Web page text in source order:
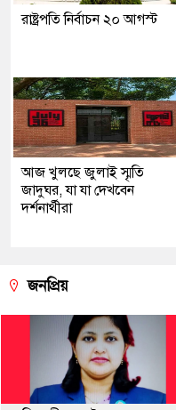
রাষ্ট্রপতি নির্বাচন ২০ আগস্ট
আজ খুলছে জুলাই স্মৃতি
জাদুঘর, যা যা দেখবেন
দর্শনার্থীরা
জনপ্রিয়